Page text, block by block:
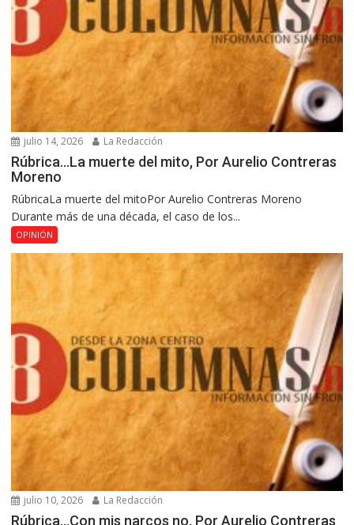
julio 14, 2026 La Redacción
Rúbrica…La muerte del mito, Por Aurelio Contreras
Moreno
RúbricaLa muerte del mitoPor Aurelio Contreras Moreno
Durante más de una década, el caso de los...
OPINIÓN
julio 10, 2026 La Redacción
Rúbrica…Con mis narcos no, Por Aurelio Contreras